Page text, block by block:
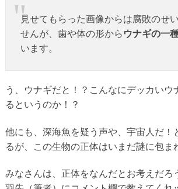
見せてもらった画像からは腐敗のせ
せんが、歯や体の形から ウナギの一
います。
う、ウナギだと！？こんなにデッカいウ
るというのか！？
他にも、深海魚を疑う声や、宇宙人だ！
るが、この生物の正体はいまだ謎に包ま
みなさんは、正体をなんだとお考えだろ